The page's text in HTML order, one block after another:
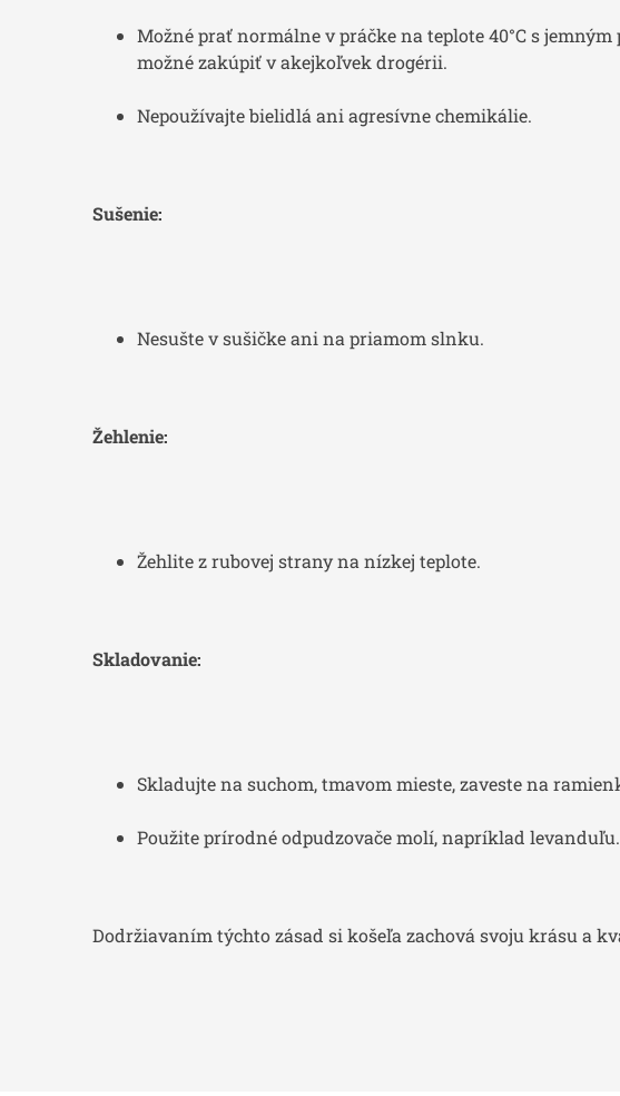
Možné prať normálne v práčke na teplote 40°C s
možné zakúpiť v akejkoľvek drogérii.
Nepoužívajte bielidlá ani agresívne chemikálie.
Sušenie:
Nesušte v sušičke ani na priamom slnku.
Žehlenie:
Žehlite z rubovej strany na nízkej teplote.
Skladovanie:
Skladujte na suchom, tmavom mieste, zaveste na
Použite prírodné odpudzovače molí, napríklad levanduľu.
Dodržiavaním týchto zásad si košeľa zachová svoju krásu a